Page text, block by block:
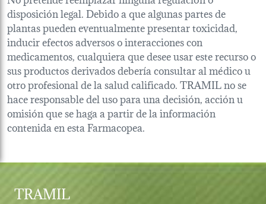
disposición legal. Debido a que algunas partes de
plantas pueden eventualmente presentar toxicidad,
inducir efectos adversos o interacciones con
medicamentos, cualquiera que desee usar este recurso o
sus productos derivados debería consultar al médico u
otro profesional de la salud calificado. TRAMIL no se
hace responsable del uso para una decisión, acción u
omisión que se haga a partir de la información
contenida en esta Farmacopea.
TRAMIL